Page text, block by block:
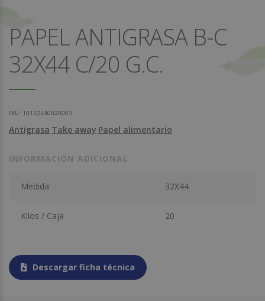
PAPEL ANTIGRASA B-C
32X44 C/20 G.C.
SKU: 10132440020003
Antigrasa Take away Papel alimentario
INFORMACIÓN ADICIONAL
Medida 32X44
Kilos / Caja 20
Descargar ficha técnica